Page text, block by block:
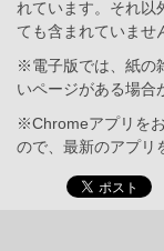
れています。それ以
ても含まれていませ
※電子版では、紙の
いページがある場合
※Chromeアプリを
ので、最新のアプリ